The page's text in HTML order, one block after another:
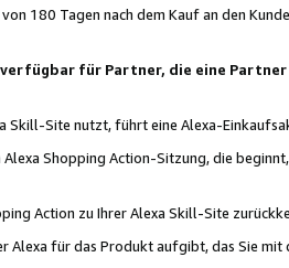
180 Tagen nach dem Kauf an den
für Partner, die eine
Skill-Site nutzt, führt eine Alexa-
Shopping Action-Sitzung, die
Action zu Ihrer Alexa Skill-Site
Alexa für das Produkt aufgibt, das Sie mit